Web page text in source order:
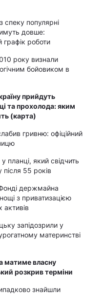
спеку популярні
довше:
роботи
року визнали
бойовиком в
прийдуть
та прохолода: яким
(карта)
гривню: офіційний
планці, який свідчить
55 років
держмайна
з приватизацією
запідозрили у
материнстві
матиме власну
розкрив терміни
знайшли